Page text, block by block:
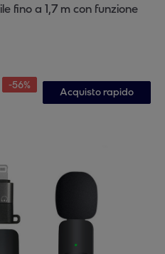
fino a 1,7 m con funzione
-56%
Acquisto rapido